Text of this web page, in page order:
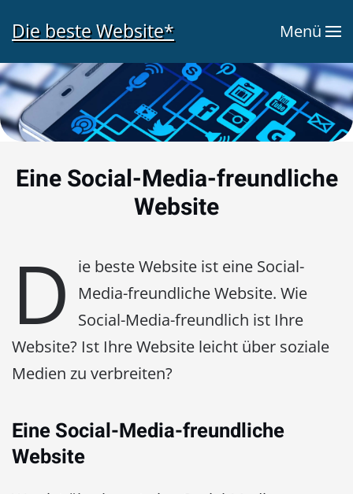
Zum Hauptinhalt springen
Die beste Website* Menü
Eine Social-Media-freundliche
Website
D
ie beste Website ist eine Social-
Media-freundliche Website. Wie
Social-Media-freundlich ist Ihre
Website? Ist Ihre Website leicht über soziale
Medien zu verbreiten?
Eine Social-Media-freundliche
Website